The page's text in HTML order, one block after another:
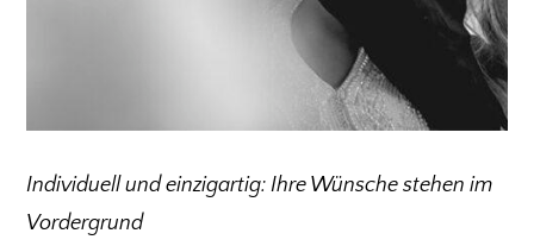
Individuell und einzigartig: Ihre Wünsche stehen im
Vordergrund